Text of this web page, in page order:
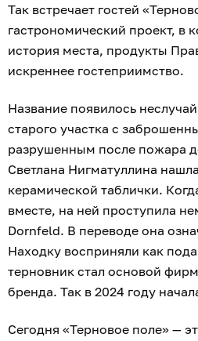
Так встречает гостей
гастрономический проект, в
история места, продукты
искреннее гостеприимство.
Название появилось
старого участка с
разрушенным после пожара
Светлана Нигматуллина
керамической таблички.
вместе, на ней проступила
Dornfeld. В переводе она
Находку восприняли как
терновник стал основой
бренда. Так в 2024 году
Сегодня «Терновое поле» —